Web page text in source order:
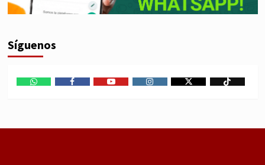
Síguenos